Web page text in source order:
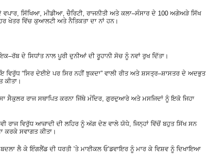
ਸਿੱਖਿਆ, ਮੀਡੀਆ, ਚੈਰਿਟੀ, ਰਾਜਨੀਤੀ ਅਤੇ ਕਲਾ–ਸੰਸਾਰ ਦੇ 100 ਅਗੇਅੜੇ ਸਿੱਖ
ਖੇਤਰ ਵਿੱਚ ਕੁਆਲਟੀ ਅਤੇ ਨੈਤਿਕਤਾ ਦਾ ਨਾਂ ਹਨ।
ਦੇ ਸਿਧਾਂਤ ਨਾਲ ਪੂਰੀ ਦੁਨੀਆਂ ਦੀ ਰੂਹਾਨੀ ਸੋਚ ਨੂੰ ਨਵਾਂ ਰੁਖ ਦਿੱਤਾ।
ਵਿਰੁੱਧ “ਸਿਰ ਦੇਈਏ ਪਰ ਸਿਰ ਨਹੀਂ ਝੁਕਦਾ” ਵਾਲੀ ਰੀਤ ਅਤੇ ਸ਼ਸਤ੍ਰ–ਸ਼ਾਸਤਰ ਦੇ ਅਦਭੁਤ
ਕੀਤਾ।
ਸੈਕੁਲਰ ਰਾਜ ਸਥਾਪਿਤ ਕਰਨਾ ਜਿੱਥੇ ਮੰਦਿਰ, ਗੁਰਦੁਆਰੇ ਅਤੇ ਮਸਜਿਦਾਂ ਨੂੰ ਇਕੋ ਜਿਹਾ
ਰਾਜ ਵਿਰੁੱਧ ਆਜ਼ਾਦੀ ਦੀ ਲਹਿਰ ਨੂੰ ਅੱਗ ਦੇਣ ਵਾਲੇ ਯੋਧੇ, ਜਿਨ੍ਹਾਂ ਵਿੱਚੋਂ ਬਹੁਤ ਸਿੱਖ ਸਨ
ਕਰਕੇ ਸਵਾਗਤ ਕੀਤਾ।
ਲੈ ਕੇ ਇੰਗਲੈਂਡ ਦੀ ਧਰਤੀ ’ਤੇ ਮਾਈਕਲ ਓ’ਡਵਾਇਰ ਨੂੰ ਮਾਰ ਕੇ ਵਿਸ਼ਵ ਨੂੰ ਦਿਖਾਇਆ